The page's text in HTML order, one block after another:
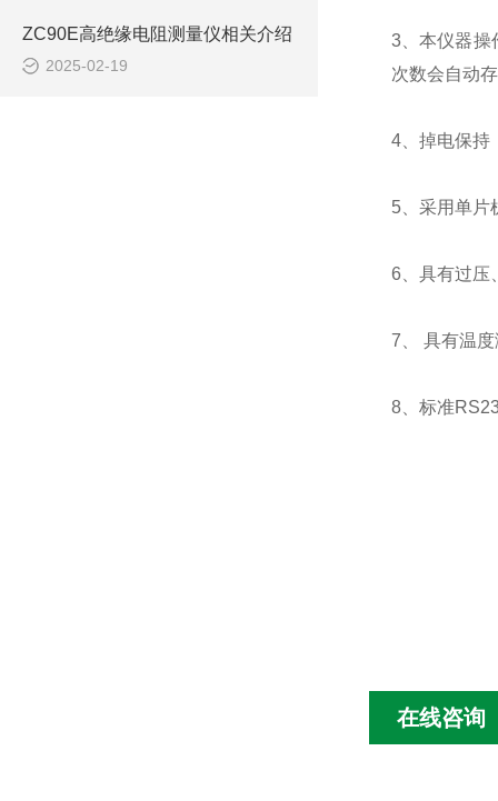
ZC90E高绝缘电阻测量仪相关介绍
2025-02-19
3、本仪器操
次数会自动
4、掉电保持
5、采用单片
6、具有过压
7、 具有温
8、标准
在线咨询